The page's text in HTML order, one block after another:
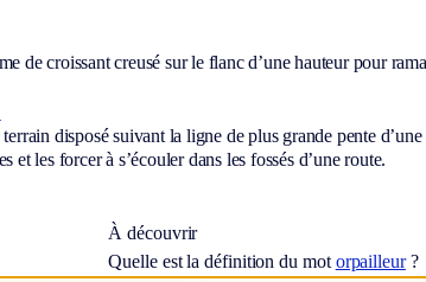
de croissant creusé sur le flanc d’une hauteur pour
disposé suivant la ligne de plus grande pente
et les forcer à s’écouler dans les fossés d’une route.
À découvrir
Quelle est la définition du mot orpailleur?